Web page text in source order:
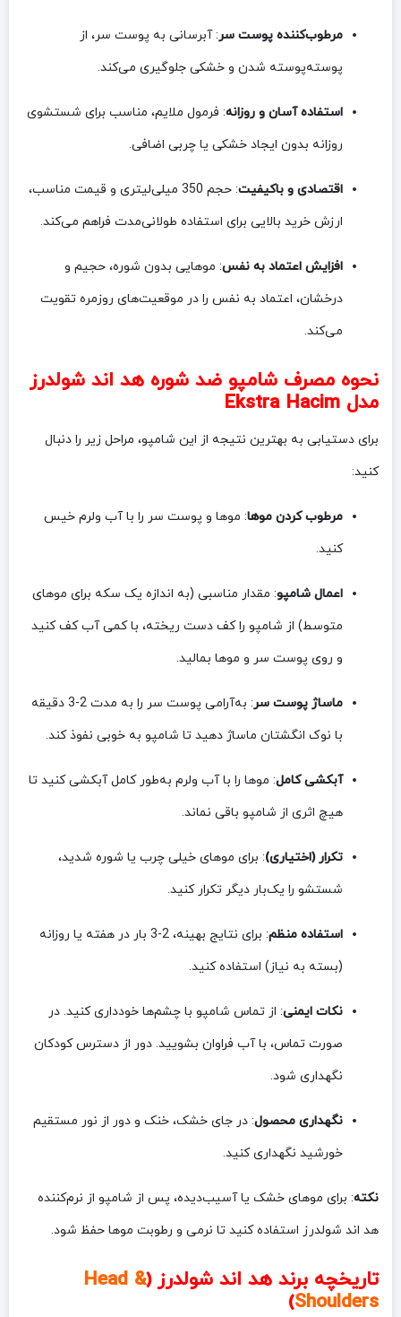
مرطوب‌کننده پوست سر : آبرسانی به پوست سر، از
پوسته‌پوسته شدن و خشکی جلوگیری می‌کند.
استفاده آسان و روزانه: فرمول ملایم، مناسب برای شستشوی
روزانه بدون ایجاد خشکی یا چربی اضافی.
اقتصادی و باکیفیت
: حجم 350 میلی‌لیتری و قیمت مناسب،
ارزش خرید بالایی برای استفاده طولانی‌مدت فراهم می‌کند.
افزایش اعتماد به نفس: موهایی بدون شوره، حجیم و
درخشان، اعتماد به نفس را در موقعیت‌های روزمره تقویت
می‌کند.
نحوه مصرف شامپو ضد شوره هد اند شولدرز
مدل Ekstra Hacim
برای دستیابی به بهترین نتیجه از این شامپو، مراحل زیر را دنبال
کنید:
مرطوب کردن موها: موها و پوست سر را با آب ولرم خیس
کنید.
اعمال شامپو: مقدار مناسبی (به اندازه یک سکه برای موهای
متوسط) از شامپو را کف دست ریخته، با کمی آب کف کنید
و روی پوست سر و موها بمالید.
ماساژ پوست سر
: به‌آرامی پوست سر را به مدت 2-3 دقیقه
با نوک انگشتان ماساژ دهید تا شامپو به خوبی نفوذ کند.
آبکشی کامل: موها را با آب ولرم به‌طور کامل آبکشی کنید تا
هیچ اثری از شامپو باقی نماند.
تکرار (اختیاری): برای موهای خیلی چرب یا شوره شدید،
شستشو را یک‌بار دیگر تکرار کنید.
استفاده منظم
: برای نتایج بهینه، 2-3 بار در هفته یا روزانه
(بسته به نیاز) استفاده کنید.
نکات ایمنی: از تماس شامپو با چشم‌ها خودداری کنید. در
صورت تماس، با آب فراوان بشویید. دور از دسترس کودکان
نگهداری شود.
نگهداری محصول: در جای خشک، خنک و دور از نور مستقیم
خورشید نگهداری کنید.
نکته: برای موهای خشک یا آسیب‌دیده، پس از شامپو از نرم‌کننده
هد اند شولدرز استفاده کنید تا نرمی و رطوبت موها حفظ شود.
تاریخچه برند هد اند شولدرز (Head &
Shoulders
)